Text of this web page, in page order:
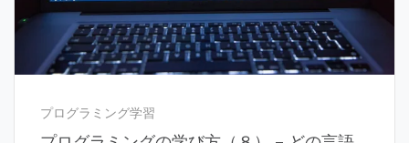
プログラミング学習